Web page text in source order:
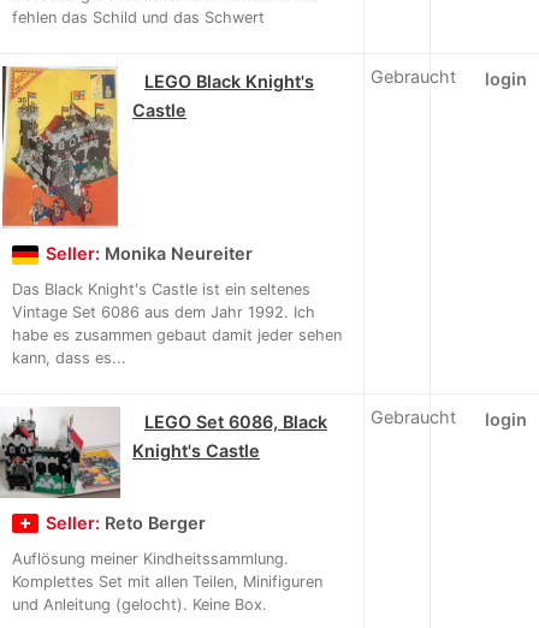
fehlen das Schild und das Schwert
LEGO Black Knight's
Castle
Seller: Monika Neureiter
Das Black Knight's Castle ist ein seltenes
Vintage Set 6086 aus dem Jahr 1992. Ich
habe es zusammen gebaut damit jeder sehen
kann, dass es...
Gebraucht login
LEGO Set 6086, Black
Knight's Castle
Seller: Reto Berger
Auflösung meiner Kindheitssammlung.
Komplettes Set mit allen Teilen, Minifiguren
und Anleitung (gelocht). Keine Box.
Gebraucht login